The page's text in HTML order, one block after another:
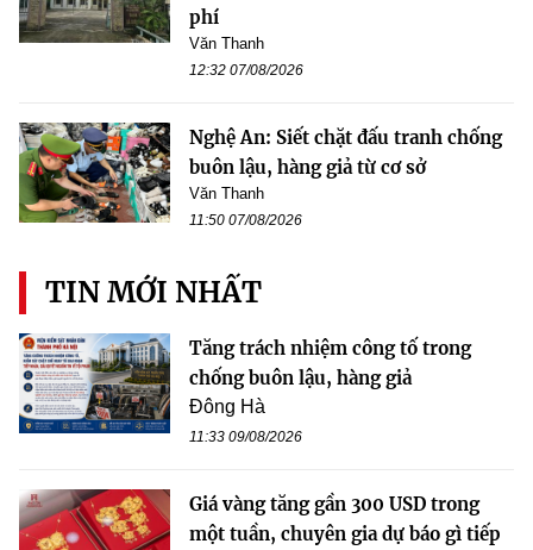
phí
Văn Thanh
12:32 07/08/2026
Nghệ An: Siết chặt đấu tranh chống
buôn lậu, hàng giả từ cơ sở
Văn Thanh
11:50 07/08/2026
TIN MỚI NHẤT
Tăng trách nhiệm công tố trong
chống buôn lậu, hàng giả
Đông Hà
11:33 09/08/2026
Giá vàng tăng gần 300 USD trong
một tuần, chuyên gia dự báo gì tiếp